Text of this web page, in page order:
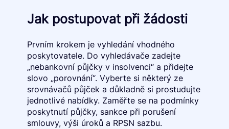
Jak postupovat při žádosti
Prvním krokem je vyhledání vhodného
poskytovatele. Do vyhledávače zadejte
„nebankovní půjčky v insolvenci“ a přidejte
slovo „porovnání“. Vyberte si některý ze
srovnávačů půjček a důkladně si prostudujte
jednotlivé nabídky. Zaměřte se na podmínky
poskytnutí půjčky, sankce při porušení
smlouvy, výši úroků a RPSN sazbu.